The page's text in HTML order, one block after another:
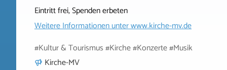
Eintritt frei, Spenden erbeten
Weitere Informationen unterwww.kirche-mv.de
#Kultur & Tourismus #Kirche #Konzerte #Musik
Kirche-MV